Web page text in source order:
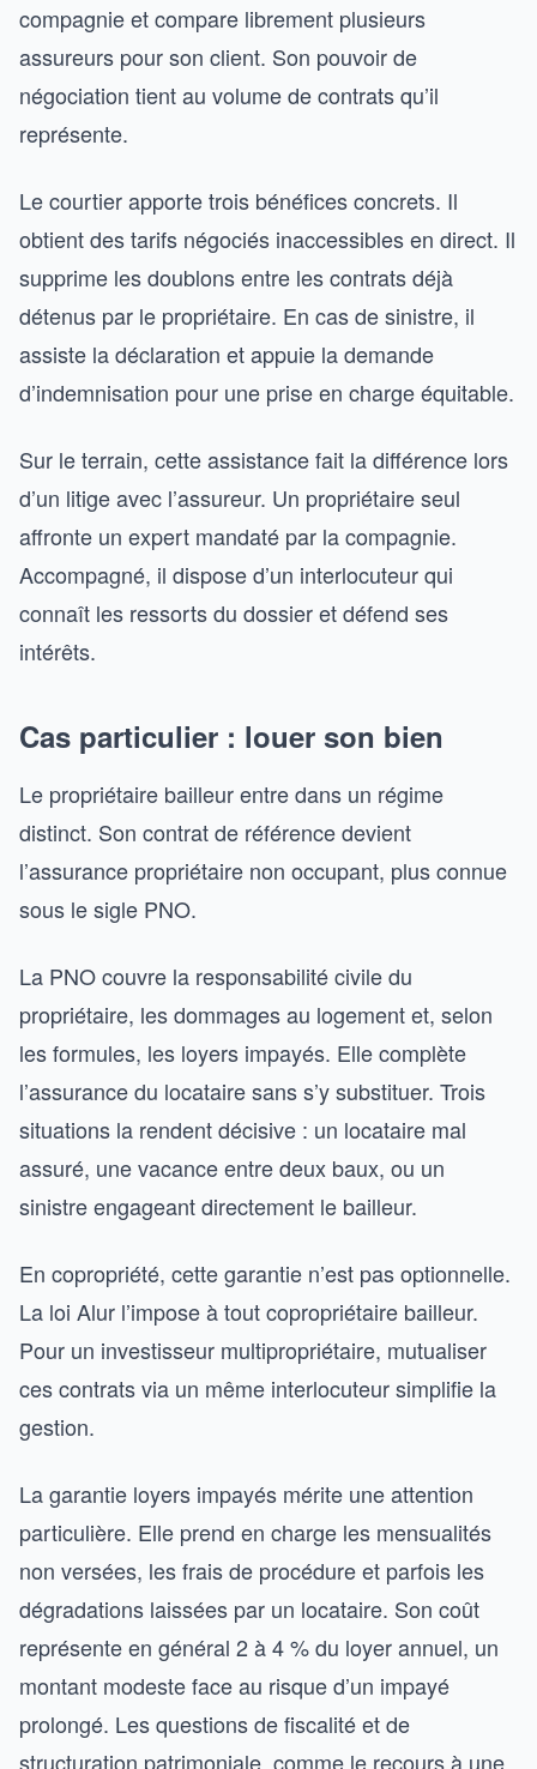
compagnie et compare librement plusieurs
assureurs pour son client. Son pouvoir de
négociation tient au volume de contrats qu’il
représente.
Le courtier apporte trois bénéfices concrets. Il
obtient des tarifs négociés inaccessibles en direct. Il
supprime les doublons entre les contrats déjà
détenus par le propriétaire. En cas de sinistre, il
assiste la déclaration et appuie la demande
d’indemnisation pour une prise en charge équitable.
Sur le terrain, cette assistance fait la différence lors
d’un litige avec l’assureur. Un propriétaire seul
affronte un expert mandaté par la compagnie.
Accompagné, il dispose d’un interlocuteur qui
connaît les ressorts du dossier et défend ses
intérêts.
Cas particulier : louer son bien
Le propriétaire bailleur entre dans un régime
distinct. Son contrat de référence devient
l’assurance propriétaire non occupant, plus connue
sous le sigle PNO.
La PNO couvre la responsabilité civile du
propriétaire, les dommages au logement et, selon
les formules, les loyers impayés. Elle complète
l’assurance du locataire sans s’y substituer. Trois
situations la rendent décisive : un locataire mal
assuré, une vacance entre deux baux, ou un
sinistre engageant directement le bailleur.
En copropriété, cette garantie n’est pas optionnelle.
La loi Alur l’impose à tout copropriétaire bailleur.
Pour un investisseur multipropriétaire, mutualiser
ces contrats via un même interlocuteur simplifie la
gestion.
La garantie loyers impayés mérite une attention
particulière. Elle prend en charge les mensualités
non versées, les frais de procédure et parfois les
dégradations laissées par un locataire. Son coût
représente en général 2 à 4 % du loyer annuel, un
montant modeste face au risque d’un impayé
prolongé. Les questions de fiscalité et de
structuration patrimoniale, comme le recours à une